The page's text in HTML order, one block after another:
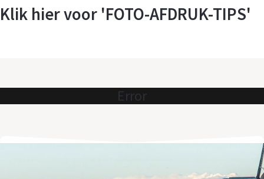
Klik hier voor 'FOTO-AFDRUK-TIPS'
Error